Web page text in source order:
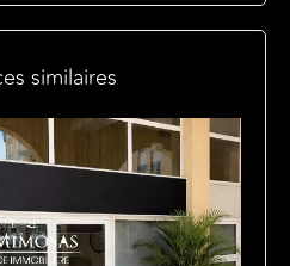
similaires